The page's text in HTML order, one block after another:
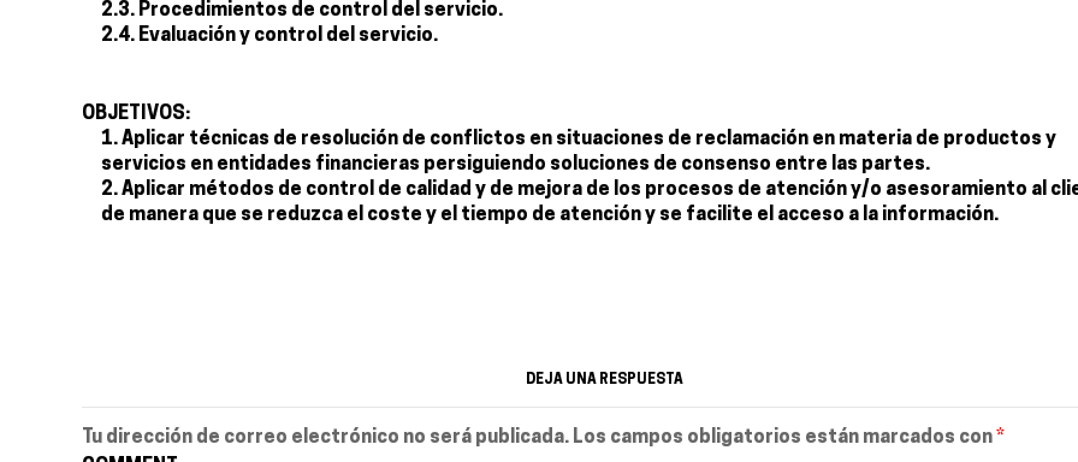
2.3. Procedimientos de control del servicio.
2.4. Evaluación y control del servicio.
OBJETIVOS:
Aplicar técnicas de resolución de conflictos en situaciones de reclamación en materia de productos y
servicios en entidades financieras persiguiendo soluciones de consenso entre las partes.
Aplicar métodos de control de calidad y de mejora de los procesos de atención y/o asesoramiento al
de manera que se reduzca el coste y el tiempo de atención y se facilite el acceso a la información.
DEJA UNA RESPUESTA
Tu dirección de correo electrónico no será publicada. Los campos obligatorios están marcados con *